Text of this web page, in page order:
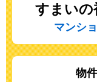
すまいの
マンシ
物